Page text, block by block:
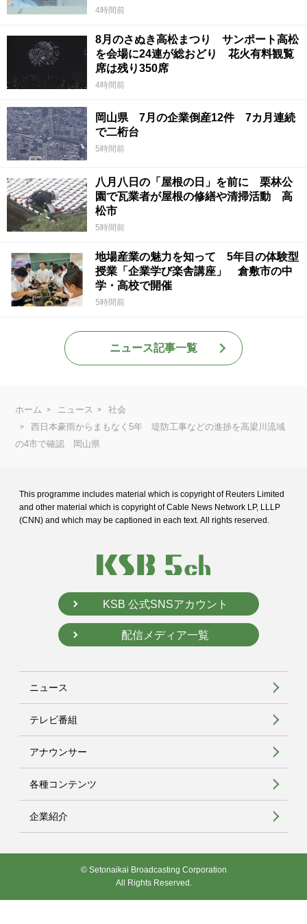
4時間前
8月のさぬき高松まつり サンポート高松
を会場に24連が総おどり 花火有料観覧
席は残り350席
4時間前
岡山県 7月の企業倒産12件 7カ月連続
で二桁台
5時間前
八月八日の「屋根の日」を前に 栗林公
園で瓦業者が屋根の修繕や清掃活動 高
松市
5時間前
地場産業の魅力を知って 5年目の体験型
授業「企業学び楽舎講座」 倉敷市の中
学・高校で開催
5時間前
ニュース記事一覧
ホーム ニュース
社会
西日本豪雨からまもなく5年 堤防工事などの進捗を高梁川流域
の4市で確認 岡山県
This programme includes material which is copyright of Reuters Limited
and other material which is copyright of Cable News Network LP, LLLP
(CNN) and which may be captioned in each text. All rights reserved.
KSB 公式SNSアカウント
配信メディア一覧
ニュース
テレビ番組
アナウンサー
各種コンテンツ
企業紹介
© Setonaikai Broadcasting Corporation
All Rights Reserved.